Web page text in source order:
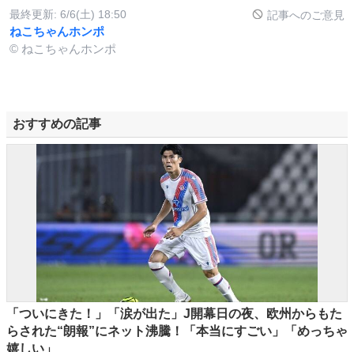
最終更新: 6/6(土) 18:50 記事へのご意見
ねこちゃんホンポ
© ねこちゃんホンポ
おすすめの記事
「ついにきた！」「涙が出た」J開幕日の夜、欧州からもた
らされた“朗報”にネット沸騰！「本当にすごい」「めっちゃ
嬉しい」